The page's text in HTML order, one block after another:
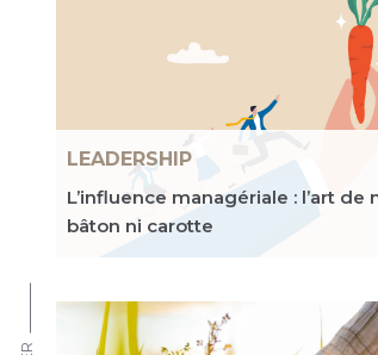
LEADERSHIP
L’influence managériale : l’art de
bâton ni carotte